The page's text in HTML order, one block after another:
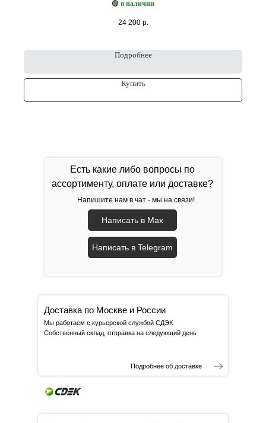
🟢 в наличии
24 200 р.
Подробнее
Купить
Есть какие либо вопросы по
ассортименту, оплате или доставке?
Напишите нам в чат - мы на связи!
Написать в Max
Написать в Telegram
Доставка по Москве и России
Мы работаем с курьерской службой СДЭК
Собственный склад, отправка на следующий день
Подробнее об доставке